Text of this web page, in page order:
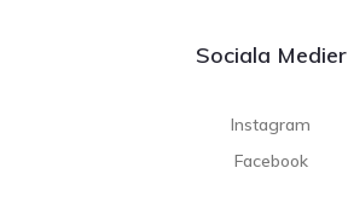
Sociala Medier
Instagram
Facebook